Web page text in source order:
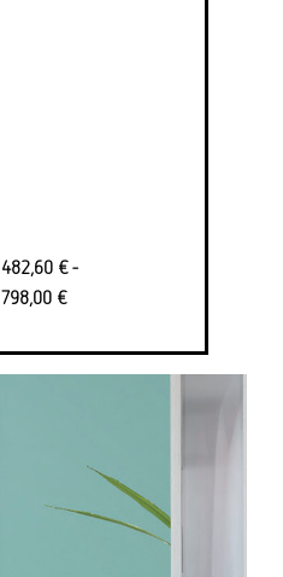
482,60 €-
798,00 €